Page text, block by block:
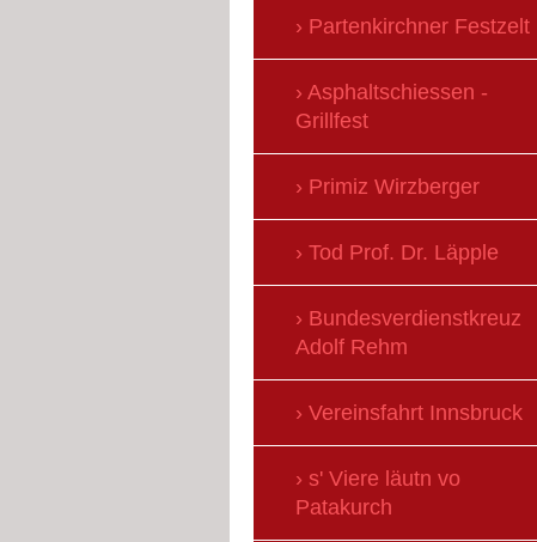
Partenkirchner Festzelt
Asphaltschiessen -
Grillfest
Primiz Wirzberger
Tod Prof. Dr. Läpple
Bundesverdienstkreuz
Adolf Rehm
Vereinsfahrt Innsbruck
s' Viere läutn vo
Patakurch